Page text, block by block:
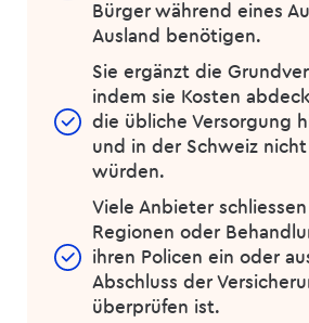
Bürger während eines
Ausland benötigen.
Sie ergänzt die
indem sie Kosten
die übliche Versorgung
und in der Schweiz
würden.
Viele Anbieter
Regionen oder
ihren Policen ein oder
Abschluss der
überprüfen ist.